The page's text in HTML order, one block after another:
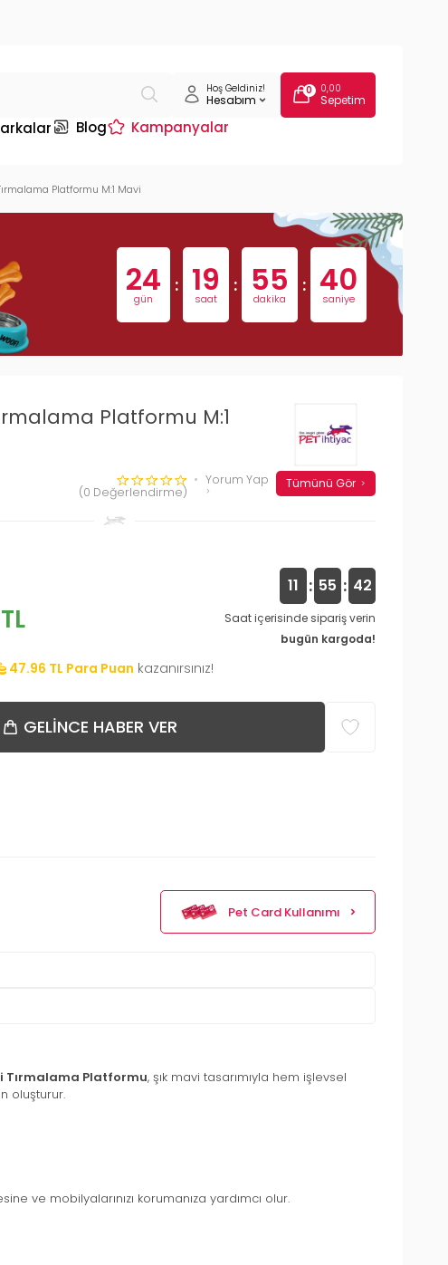
Hoş Geldiniz!
Hesabım
0 0,00
Sepetim
Blog Kampanyalar
Platformu M:1 Mavi
24
gün
: 19
saat
: 55
dakika
: 39
saniye
Platformu M:1
(0 Değerlendirme)
Yorum Yap Tümünü Gör
TL
11 : 55 : 41
Saat içerisinde sipariş verin
bugün kargoda!
47.96 TL Para Puan kazanırsınız!
GELINCE HABER VER
Pet Card Kullanımı
Tırmalama Platformu, şık mavi tasarımıyla hem işlevsel
oluşturur.
ve mobilyalarınızı korumanıza yardımcı olur.